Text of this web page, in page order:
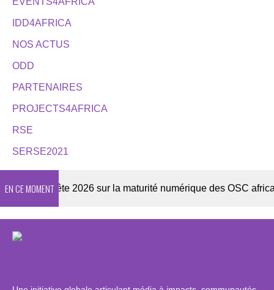
IDD4AFRICA
NOS ACTUS
ODD
PARTENAIRES
PROJECTS4AFRICA
RSE
SERSE2021
EN CE MOMENT
Enquête 2026 sur la maturité numérique des OSC africaines